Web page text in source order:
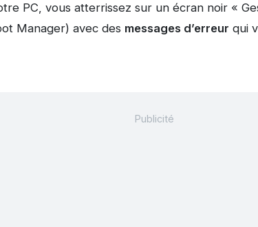
PC, vous atterrissez sur un écran noir «
Manager) avec des messages d’erreur qui